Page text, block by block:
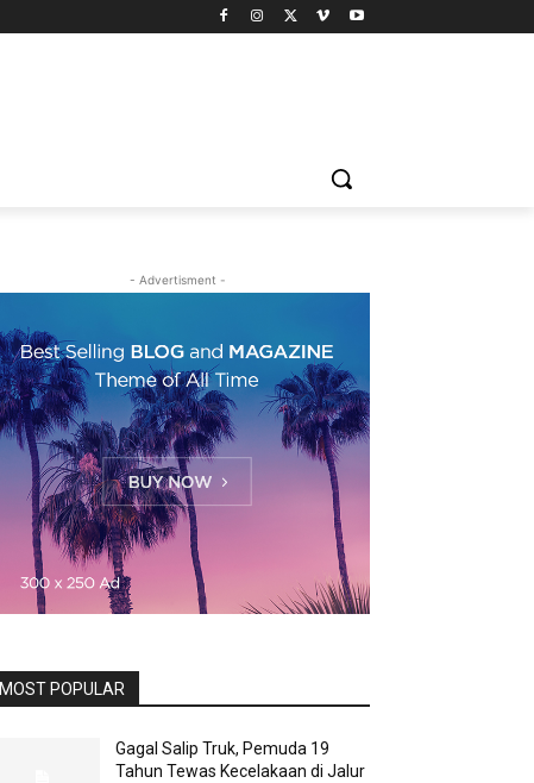
- Advertisment -
MOST POPULAR
Gagal Salip Truk, Pemuda 19
Tahun Tewas Kecelakaan di Jalur